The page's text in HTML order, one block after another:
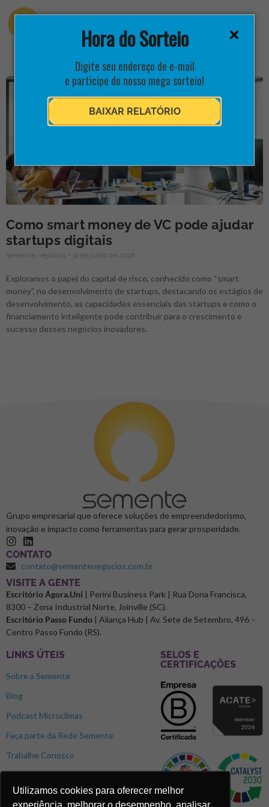
Hora do Sorteio
Digite seu endereço de e-mail
e participe do nosso mega sorteio!
BAIXAR RELATÓRIO
Utilizamos cookies para oferecer melhor
Como smart money de VC pode ajudar
startups digitais
semente negócios 31 de julho de 2018
Exploramos o papel do capital de risco, conhecido como “smart
money”, no desenvolvimento de startups, destacando os estágios de
desenvolvimento, as capacidades essenciais das startups e como o
financiamento inteligente pode contribuir para o crescimento e
sucesso desses negócios inovadores.
Grupo empresarial que oferece soluções de empreendedorismo,
inovação e impacto como ferramentas para gerar prosperidade.
CONTATO
contato@sementenegocios.com.br
⁠VISITE A GENTE
Escritório Ágora.Uni | Perini Business Park | Rua Dona Francisca,
8300 – Zona Industrial Norte, Joinville (SC).
Escritório Passo Fundo | Aliança Hub | Av. Sete de Setembro, 496 –
Centro Passo Fundo (RS).
LINKS ÚTEIS
Sobre a Semente
Blog
Podcast Microclimas
Faça parte da Rede Semente
Trabalhe Conosco
SELOS E
CERTIFICAÇÕES